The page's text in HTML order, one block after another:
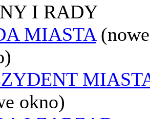
I RADY
MIASTA (nowe
okno)